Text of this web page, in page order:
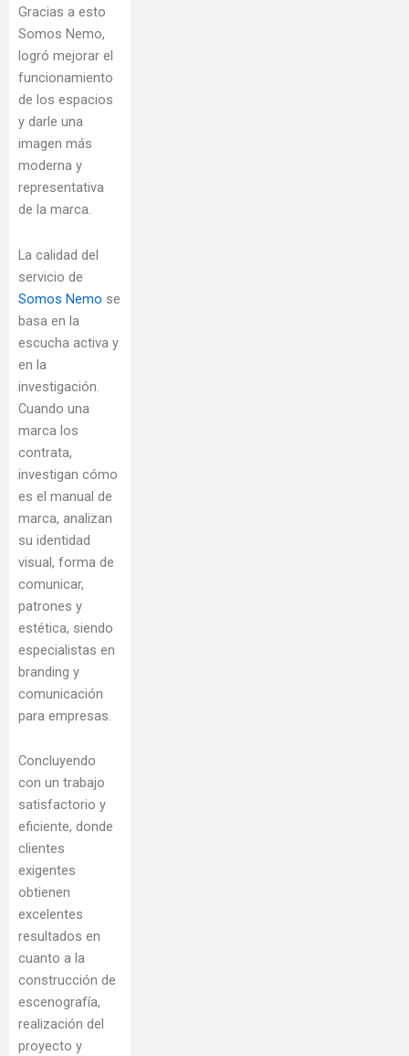
Gracias a esto
Somos Nemo,
logró mejorar el
funcionamiento
de los espacios
y darle una
imagen más
moderna y
representativa
de la marca.
La calidad del
servicio de
Somos Nemo se
basa en la
escucha activa y
en la
investigación.
Cuando una
marca los
contrata,
investigan cómo
es el manual de
marca, analizan
su identidad
visual, forma de
comunicar,
patrones y
estética, siendo
especialistas en
branding y
comunicación
para empresas.
Concluyendo
con un trabajo
satisfactorio y
eficiente, donde
clientes
exigentes
obtienen
excelentes
resultados en
cuanto a la
construcción de
escenografía,
realización del
proyecto y